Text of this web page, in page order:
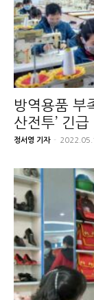
방역용품 부
산전투’ 긴급
정서영 기자 -